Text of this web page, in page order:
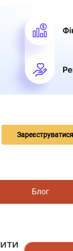
Зареєструватися
Блог